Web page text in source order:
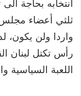
انتخابه بحاجة
ثلثي أعضاء مجلس
واردا ولن يكون،
رأس تكتل لبنان
اللعبة السياسية